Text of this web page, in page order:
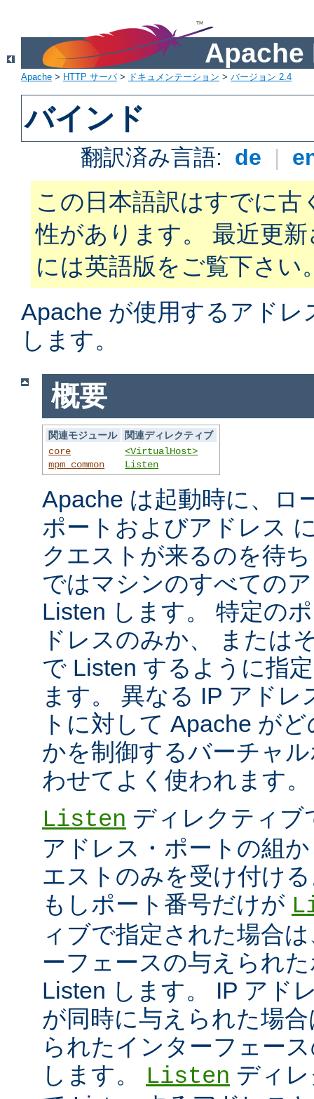
Apache
Apache > HTTP サーバ> ドキュメンテーション > バージョン 2.4
バインド
翻訳済み言語: de |
この日本語訳はすでに古
性があります。 最近更
には英語版をご覧下さい
Apache が使用するアド
します。
概要
関連モジュール
関連ディレクティブ
core
mpm_common
<VirtualHost>
Listen
Apache は起動時に、ロ
ポートおよびアドレス
クエストが来るのを待
ではマシンのすべての
Listen します。 特定の
ドレスのみか、 または
で Listen するように指
ます。 異なる IP アド
トに対して Apache が
かを制御するバーチャ
わせてよく使われます。
Listen ディレクティブ
アドレス・ポートの組
エストのみを受け付け
もしポート番号だけが
ィブで指定された場合
ーフェースの与えられ
Listen します。 IP アド
が同時に与えられた場
られたインターフェー
します。
Listen ディ